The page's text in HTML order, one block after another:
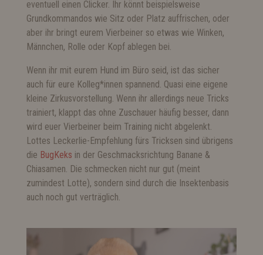
eventuell einen Clicker. Ihr könnt beispielsweise
Grundkommandos wie Sitz oder Platz auffrischen, oder
aber ihr bringt eurem Vierbeiner so etwas wie Winken,
Männchen, Rolle oder Kopf ablegen bei.
Wenn ihr mit eurem Hund im Büro seid, ist das sicher
auch für eure Kolleg*innen spannend. Quasi eine eigene
kleine Zirkusvorstellung. Wenn ihr allerdings neue Tricks
trainiert, klappt das ohne Zuschauer häufig besser, dann
wird euer Vierbeiner beim Training nicht abgelenkt.
Lottes Leckerlie-Empfehlung fürs Tricksen sind übrigens
die BugKeks in der Geschmacksrichtung Banane &
Chiasamen. Die schmecken nicht nur gut (meint
zumindest Lotte), sondern sind durch die Insektenbasis
auch noch gut verträglich.